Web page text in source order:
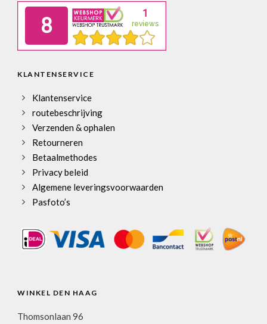
KLANTENSERVICE
Klantenservice
routebeschrijving
Verzenden & ophalen
Retourneren
Betaalmethodes
Privacy beleid
Algemene leveringsvoorwaarden
Pasfoto’s
WINKEL DEN HAAG
Thomsonlaan 96